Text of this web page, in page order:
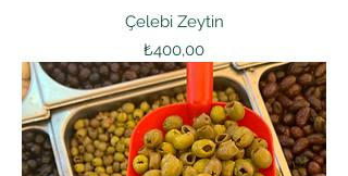
Çelebi Zeytin
Fiyat
₺400,00